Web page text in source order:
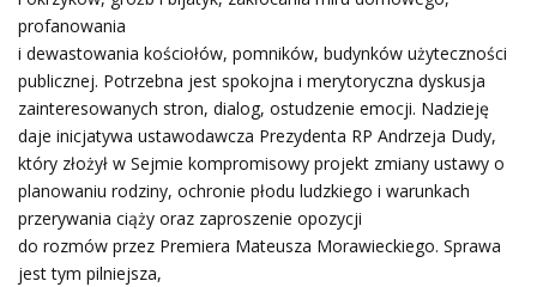
profanowania
i dewastowania kościołów, pomników, budynków użyteczności
publicznej. Potrzebna jest spokojna i merytoryczna dyskusja
zainteresowanych stron, dialog, ostudzenie emocji. Nadzieję
daje inicjatywa ustawodawcza Prezydenta RP Andrzeja Dudy,
który złożył w Sejmie kompromisowy projekt zmiany ustawy o
planowaniu rodziny, ochronie płodu ludzkiego i warunkach
przerywania ciąży oraz zaproszenie opozycji
do rozmów przez Premiera Mateusza Morawieckiego. Sprawa
jest tym pilniejsza,